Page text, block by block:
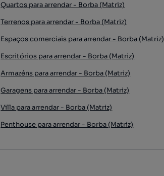
Quartos para arrendar - Borba (Matriz)
Terrenos para arrendar - Borba (Matriz)
Espaços comerciais para arrendar - Borba (Matriz)
Escritórios para arrendar - Borba (Matriz)
Armazéns para arrendar - Borba (Matriz)
Garagens para arrendar - Borba (Matriz)
Villa para arrendar - Borba (Matriz)
Penthouse para arrendar - Borba (Matriz)